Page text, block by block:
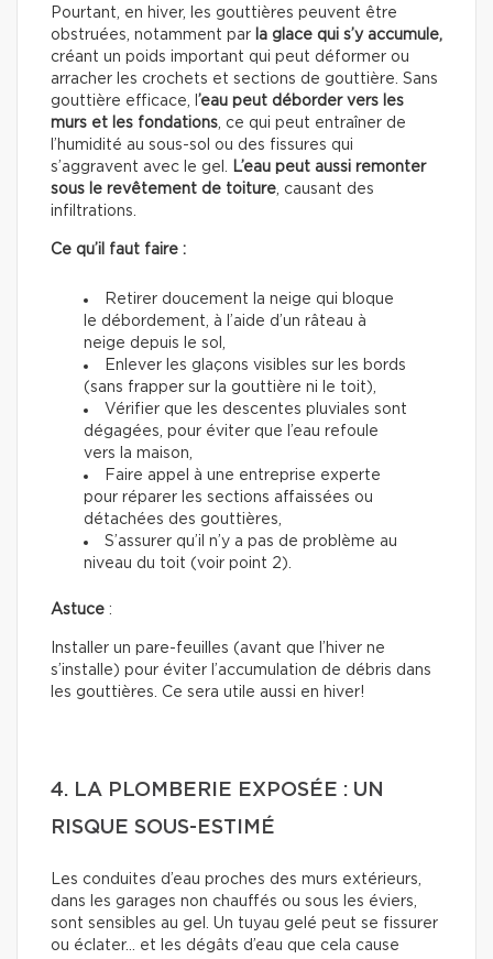
Pourtant, en hiver, les gouttières peuvent être
obstruées, notamment par la glace qui s’y accumule,
créant un poids important qui peut déformer ou
arracher les crochets et sections de gouttière. Sans
gouttière efficace, l ’eau peut déborder vers les
murs et les fondations, ce qui peut entraîner de
l’humidité au sous-sol ou des fissures qui
s’aggravent avec le gel. L’eau peut aussi remonter
sous le revêtement de toiture, causant des
infiltrations.
Ce qu’il faut faire :
Retirer doucement la neige qui bloque
le débordement, à l’aide d’un râteau à
neige depuis le sol,
Enlever les glaçons visibles sur les bords
(sans frapper sur la gouttière ni le toit),
Vérifier que les descentes pluviales sont
dégagées, pour éviter que l’eau refoule
vers la maison,
Faire appel à une entreprise experte
pour réparer les sections affaissées ou
détachées des gouttières,
S’assurer qu’il n’y a pas de problème au
niveau du toit (voir point 2).
Astuce :
Installer un pare-feuilles (avant que l’hiver ne
s’installe) pour éviter l’accumulation de débris dans
les gouttières. Ce sera utile aussi en hiver!
4. LA PLOMBERIE EXPOSÉE : UN
RISQUE SOUS-ESTIMÉ
Les conduites d’eau proches des murs extérieurs,
dans les garages non chauffés ou sous les éviers,
sont sensibles au gel. Un tuyau gelé peut se fissurer
ou éclater… et les dégâts d’eau que cela cause